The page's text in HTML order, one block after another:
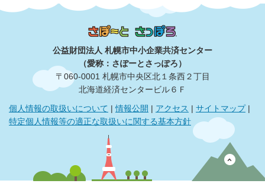
公益財団法人 札幌市中小企業共済センター
（愛称：さぽーとさっぽろ）
〒060‐0001 札幌市中央区北１条西２丁目
北海道経済センタービル６Ｆ
個人情報の取扱いについて |情報公開 | アクセス | サイトマップ|
特定個人情報等の適正な取扱いに関する基本方針